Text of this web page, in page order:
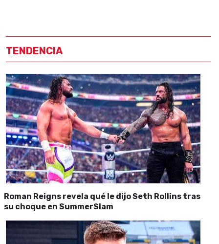
TENDENCIA
Roman Reigns revela qué le dijo Seth Rollins tras
su choque en SummerSlam